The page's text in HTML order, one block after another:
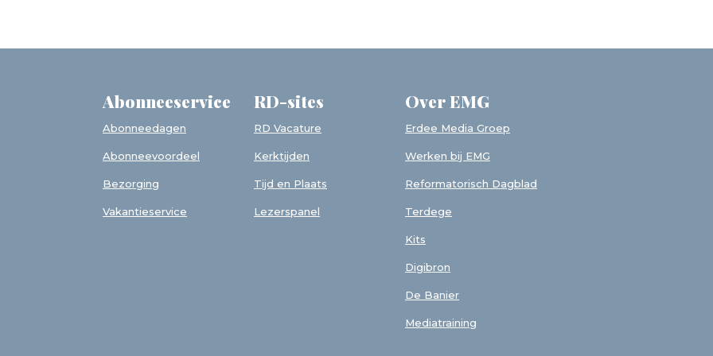
Abonneeservice
Abonneedagen
Abonneevoordeel
Bezorging
Vakantieservice
RD-sites
RD Vacature
Kerktijden
Tijd en Plaats
Lezerspanel
Over EMG
Erdee Media Groep
Werken bij EMG
Reformatorisch Dagblad
Terdege
Kits
Digibron
De Banier
Mediatraining